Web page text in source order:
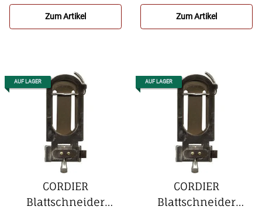
Zum Artikel Zum Artikel
AUF LAGER
CORDIER
Blattschneider
AUF LAGER
CORDIER
Blattschneider